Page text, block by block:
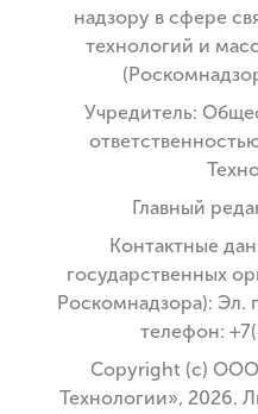
надзору в сфере
технологий и
Учредитель:
Главный
Контактные
государственных
Роскомнадзора): Эл.
телефон:
Copyright (с)
Технологии», 2026.